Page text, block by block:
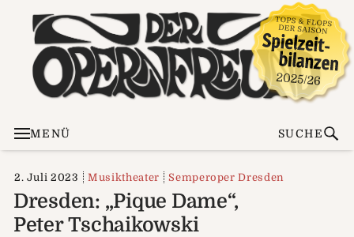
MENÜ SUCHE
2. Juli 2023 Musiktheater Semperoper Dresden
Dresden: „Pique Dame“,
Peter Tschaikowski